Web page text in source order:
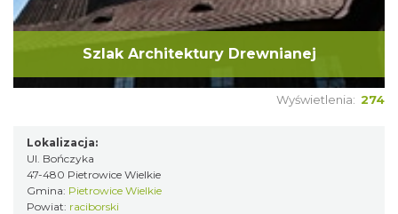
Szlak Architektury Drewnianej
Wyświetlenia: 274
Lokalizacja:
Ul. Bończyka
47-480 Pietrowice Wielkie
Gmina: Pietrowice Wielkie
Powiat: raciborski